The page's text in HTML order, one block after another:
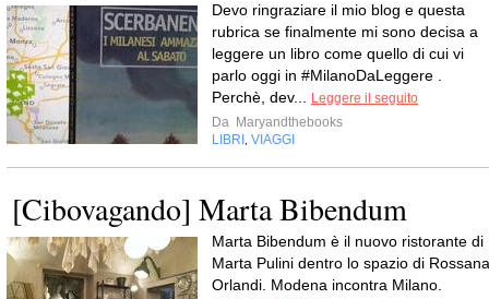
Devo ringraziare il mio blog e questa
rubrica se finalmente mi sono decisa a
leggere un libro come quello di cui vi
parlo oggi in #MilanoDaLeggere .
Perchè, dev... Leggere il seguito
Da Maryandthebooks
LIBRI , VIAGGI
[Cibovagando] Marta Bibendum
Marta Bibendum è il nuovo ristorante di
Marta Pulini dentro lo spazio di Rossana
Orlandi. Modena incontra Milano.